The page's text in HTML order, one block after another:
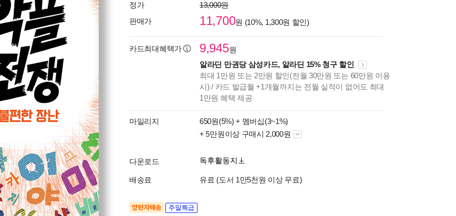
정가
13,000원
판매가
11,700원 (10%, 1,300원 할인)
카드최대혜택가 9,945원
알라딘 만권당 삼성카드, 알라딘 15% 청구 할인
최대 1만원 또는 2만원 할인(전월 30만원 또는 60만원 이용
시) / 카드 발급월 +1개월까지는 전월 실적이 없어도 최대
1만원 혜택 제공
마일리지 650원(5%) + 멤버십(3~1%)
+ 5만원이상 구매시 2,000원
다운로드 독후활동지
배송료 유료 (도서 1만5천원 이상 무료)
양탄자배송 주말특급